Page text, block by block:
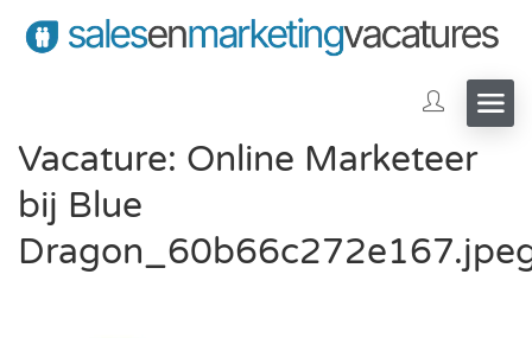
Vacature: Online Marketeer
bij Blue